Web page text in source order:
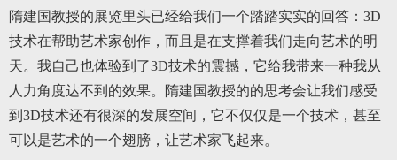
隋建国教授的展览里头已经给我们一个踏踏实实的回答：3D
技术在帮助艺术家创作，而且是在支撑着我们走向艺术的明
天。我自己也体验到了3D技术的震撼，它给我带来一种我从
人力角度达不到的效果。隋建国教授的的思考会让我们感受
到3D技术还有很深的发展空间，它不仅仅是一个技术，甚至
可以是艺术的一个翅膀，让艺术家飞起来。